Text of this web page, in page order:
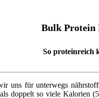
Bulk Protein
So proteinreich
uns für unterwegs
doppelt so viele